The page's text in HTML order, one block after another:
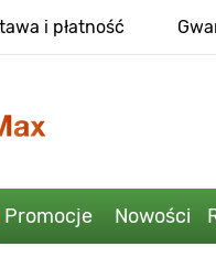
i płatność
Promocje Nowości